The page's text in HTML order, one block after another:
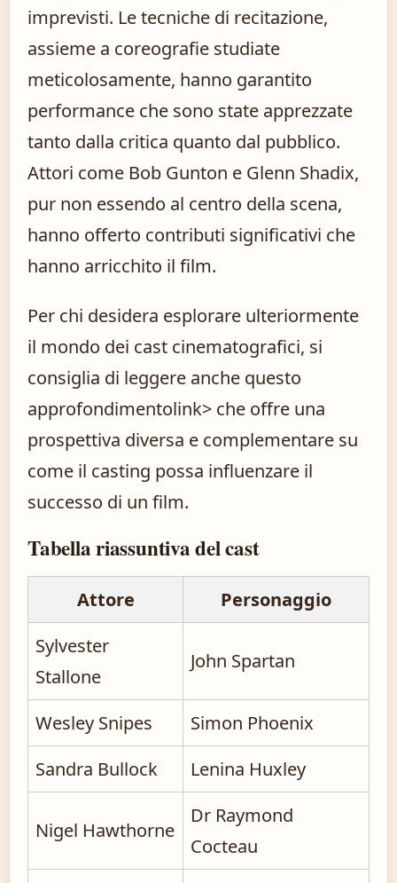
imprevisti. Le tecniche di recitazione,
assieme a coreografie studiate
meticolosamente, hanno garantito
performance che sono state apprezzate
tanto dalla critica quanto dal pubblico.
Attori come Bob Gunton e Glenn Shadix,
pur non essendo al centro della scena,
hanno offerto contributi significativi che
hanno arricchito il film.
Per chi desidera esplorare ulteriormente
il mondo dei cast cinematografici, si
consiglia di leggere anche questo
approfondimentolink> che offre una
prospettiva diversa e complementare su
come il casting possa influenzare il
successo di un film.
Tabella riassuntiva del cast
Attore
Personaggio
Sylvester
Stallone
John Spartan
Wesley Snipes
Simon Phoenix
Sandra Bullock
Lenina Huxley
Nigel Hawthorne
Dr Raymond
Cocteau